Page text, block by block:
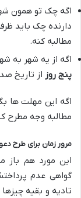
اگه چک تو همون
دارنده چک باید
مطالبه کنه.
اگه از یه شهر به
پنج روز از تاریخ
اگه این مهلت ها
مطالبه وجه مطرح
مرور زمان برای طرح دعوای
این مورد هم
گواهی عدم
تادیه و بقیه